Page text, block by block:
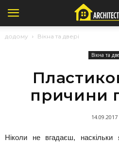
додому Вікна та двері
Вікна та
причини
14.09.2017
Ніколи не вгадаєш, наскільки